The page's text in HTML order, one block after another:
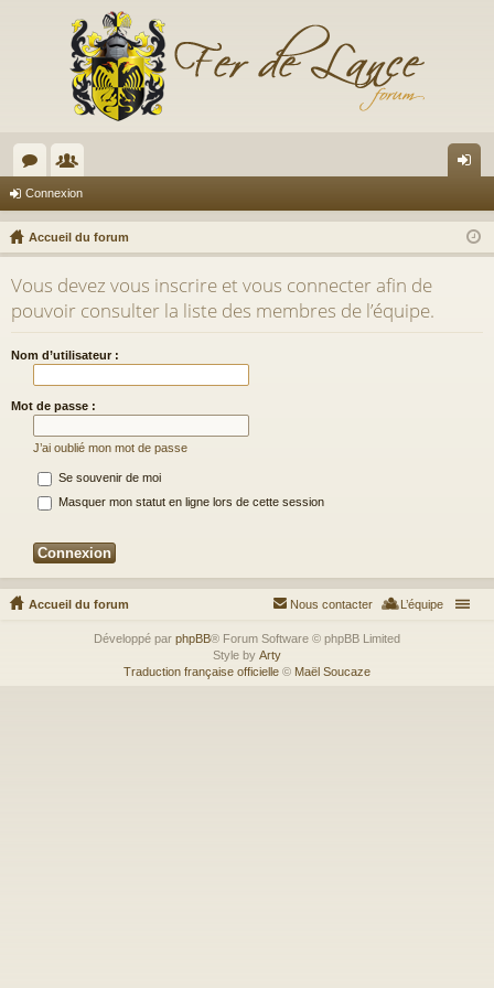
or
u
m
s
e
m
br
es
ne
xi
Connexion
Accueil du forum
Vous devez vous inscrire et vous connecter afin de
pouvoir consulter la liste des membres de l’équipe.
Nom d’utilisateur :
Mot de passe :
J’ai oublié mon mot de passe
Se souvenir de moi
Masquer mon statut en ligne lors de cette session
Accueil du forum L’équipe
Nous contacter
Développé par phpBB® Forum Software © phpBB Limited
Style by Arty
Traduction française officielle © Maël Soucaze